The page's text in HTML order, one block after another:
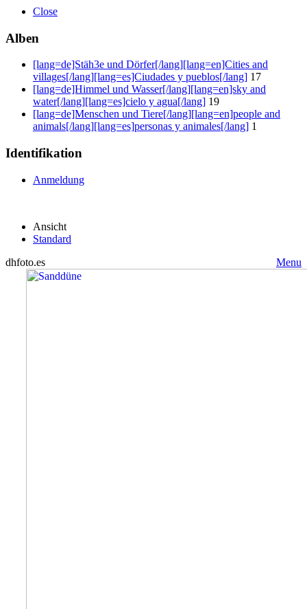
Close
Alben
[lang=de]Stäh3e und Dörfer[/lang][lang=en]Cities and
villages[/lang][lang=es]Ciudades y pueblos[/lang] 17
[lang=de]Himmel und Wasser[/lang][lang=en]sky and
water[/lang][lang=es]cielo y agua[/lang] 19
[lang=de]Menschen und Tiere[/lang][lang=en]people and
animals[/lang][lang=es]personas y animales[/lang] 1
Identifikation
Anmeldung
Ansicht
Standard
dhfoto.es
Menu